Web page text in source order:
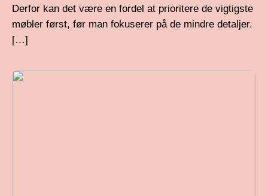
Derfor kan det være en fordel at prioritere de vigtigste
møbler først, før man fokuserer på de mindre detaljer.
[…]